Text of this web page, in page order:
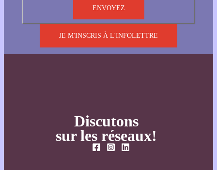
JE M'INSCRIS À L'INFOLETTRE
Discutons
sur les réseaux!